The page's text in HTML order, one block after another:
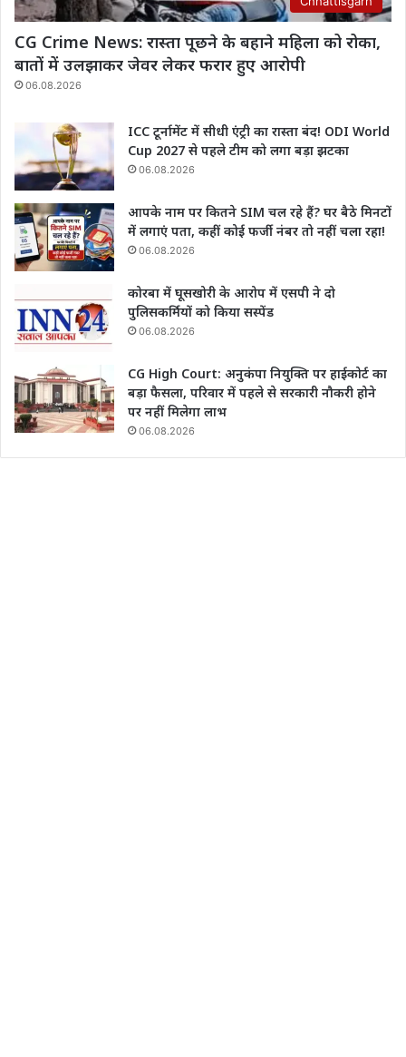
CG Crime News: रास्ता पूछने के बहाने महिला को रोका,
बातों में उलझाकर जेवर लेकर फरार हुए आरोपी
06.08.2026
ICC टूर्नामेंट में सीधी एंट्री का रास्ता बंद! ODI World
Cup 2027 से पहले टीम को लगा बड़ा झटका
06.08.2026
आपके नाम पर कितने SIM चल रहे हैं? घर बैठे मिनटों
में लगाएं पता, कहीं कोई फर्जी नंबर तो नहीं चला रहा!
06.08.2026
कोरबा में घूसखोरी के आरोप में एसपी ने दो
पुलिसकर्मियों को किया सस्पेंड
06.08.2026
CG High Court: अनुकंपा नियुक्ति पर हाईकोर्ट का
बड़ा फैसला, परिवार में पहले से सरकारी नौकरी होने
पर नहीं मिलेगा लाभ
06.08.2026